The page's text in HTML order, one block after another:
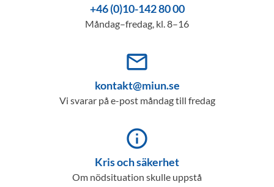
+46 (0)10-142 80 00
Måndag–fredag, kl. 8–16
mail_outline
kontakt@miun.se
Vi svarar på e-post måndag till fredag
info_outline
Kris och säkerhet
Om nödsituation skulle uppstå